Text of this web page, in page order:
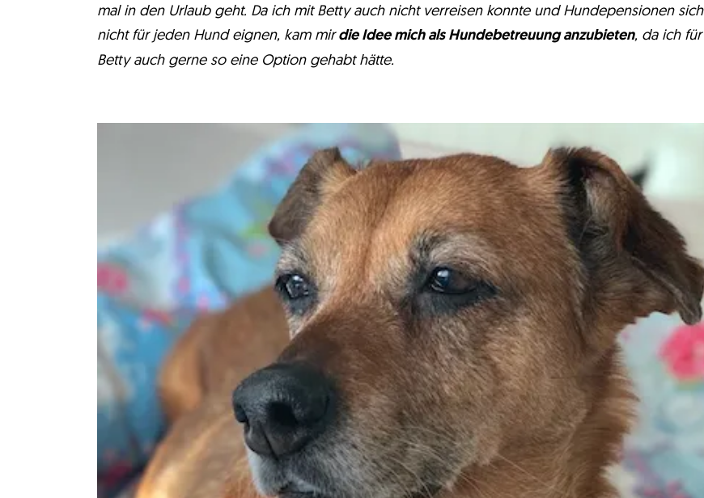
mal in den Urlaub geht. Da ich mit Betty auch nicht verreisen konnte und Hundepensionen sich
nicht für jeden Hund eignen, kam mirdie Idee mich als Hundebetreuung anzubieten, da ich für
Betty auch gerne so eine Option gehabt hätte.